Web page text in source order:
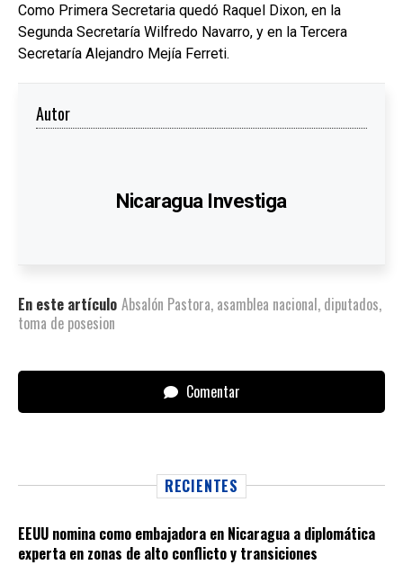
Como Primera Secretaria quedó Raquel Dixon, en la
Segunda Secretaría Wilfredo Navarro, y en la Tercera
Secretaría Alejandro Mejía Ferreti.
Autor
Nicaragua Investiga
En este artículo Absalón Pastora, asamblea nacional, diputados,
toma de posesion
Comentar
RECIENTES
EEUU nomina como embajadora en Nicaragua a diplomática
experta en zonas de alto conflicto y transiciones